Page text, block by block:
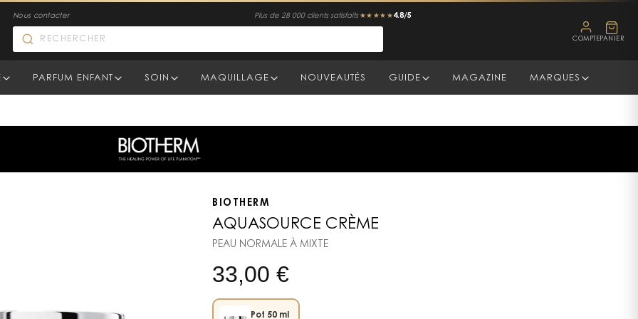
Nous contacter Plus de 28 000 clients satisfaits ★★★★★ 4.8/5
COMPTE PANIER
PARFUM ENFANT SOIN MAQUILLAGE NOUVEAUTÉS GUIDE MAGAZINE MARQUES
BIOTHERM
AQUASOURCE CRÈME
PEAU NORMALE À MIXTE
33,00 €
Pot 50 ml